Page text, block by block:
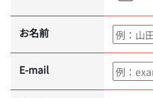
お名前
E-mail